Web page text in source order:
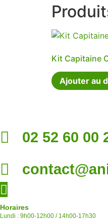
Kit Capitaine
Ajouter au
02 52 60 00
Horaires
Lundi : 9h00-12h00 / 14h00-17h30